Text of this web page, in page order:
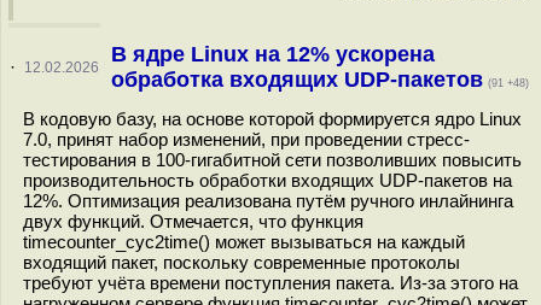
· 12.02.2026
В ядре Linux на 12% ускорена
обработка входящих UDP-пакетов (91 +48)
В кодовую базу, на основе которой формируется ядро Linux
7.0, принят набор изменений, при проведении стресс-
тестирования в 100-гигабитной сети позволивших повысить
производительность обработки входящих UDP-пакетов на
12%. Оптимизация реализована путём ручного инлайнинга
двух функций. Отмечается, что функция
timecounter_cyc2time() может вызываться на каждый
входящий пакет, поскольку современные протоколы
требуют учёта времени поступления пакета. Из-за этого на